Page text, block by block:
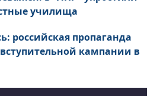
училища
российская пропаганда
кампании в